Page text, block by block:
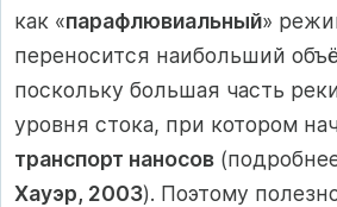
как «парафлювиальный»
переносится наибольший
поскольку большая часть
уровня стока, при котором
транспорт наносов
Хауэр, 2003). Поэтому